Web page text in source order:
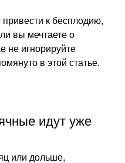
к бесплодию,
вы мечтаете о
не игнорируйте
в этой статье.
идут уже
или дольше,